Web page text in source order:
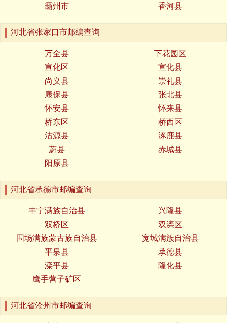
霸州市
香河县
河北省张家口市邮编查询
万全县
下花园区
宣化区
宣化县
尚义县
崇礼县
康保县
张北县
怀安县
怀来县
桥东区
桥西区
沽源县
涿鹿县
蔚县
赤城县
阳原县
河北省承德市邮编查询
丰宁满族自治县
兴隆县
双桥区
双滦区
围场满族蒙古族自治县
宽城满族自治县
平泉县
承德县
滦平县
隆化县
鹰手营子矿区
河北省沧州市邮编查询